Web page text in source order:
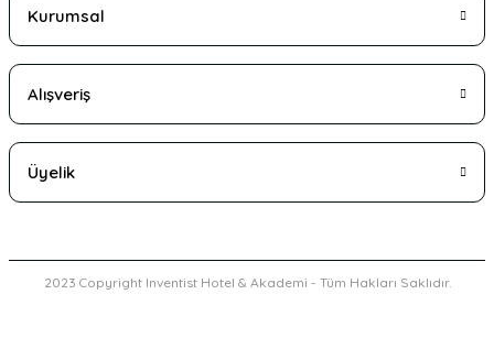
Kurumsal
Alışveriş
Üyelik
2023 Copyright Inventist Hotel & Akademi - Tüm Hakları Saklıdır.